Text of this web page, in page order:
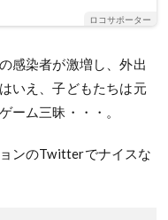
ロコサポーター
感染者が激増し、外出
いえ、子どもたちは元
ーム三昧・・・。
ンのTwitterでナイスな